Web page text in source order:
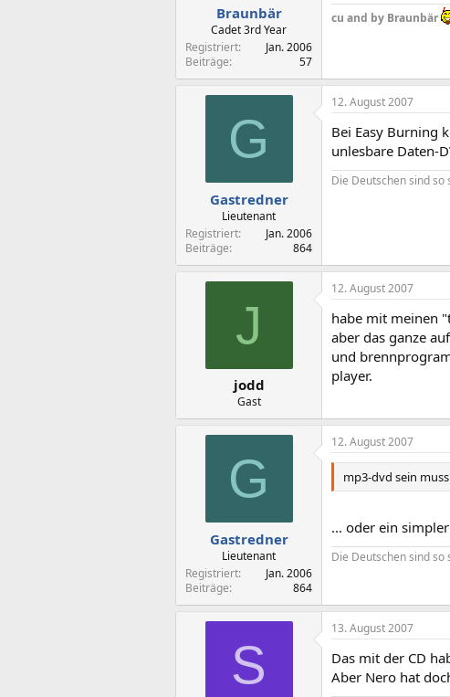
Braunbär
Cadet 3rd Year
Registriert
Jan. 2006
Beiträge
57
cu and by Braunbär
G
Gastredner
Lieutenant
Registriert
Jan. 2006
Beiträge
864
12. August 2007
Bei Easy Burning
unlesbare Daten-
Die Deutschen sind
J
jodd
Gast
12. August 2007
habe mit meinen
aber das ganze
und
player.
G
Gastredner
Lieutenant
Registriert
Jan. 2006
Beiträge
864
12. August 2007
mp3-dvd sein
... oder ein
Die Deutschen sind
S
13. August 2007
Das mit der CD
Aber Nero hat